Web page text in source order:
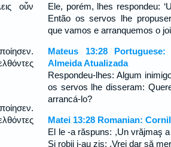
οὖν
Ele, porém, lhes respondeu:
Então os servos lhe
que vamos e arranquemos o
Mateus 13:28
Almeida Atualizada
Respondeu-lhes: Algum
os servos lhe disseram:
arrancá-lo?
Matei 13:28 Romanian:
El le -a răspuns: ,Un vrăjmaş
Şi robii i-au zis: ,Vrei dar să